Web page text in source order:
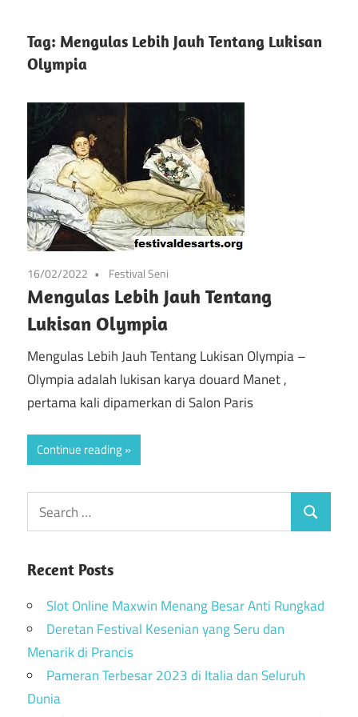
Situs
Festival
Pameran
Kesenian
Prancis
festival
kesenian
di
prancis
mulai
dari
seni,
musik,
dan
lainnya
Tag: Mengulas Lebih Jauh Tentang Lukisan
Olympia
16/02/2022 Festival Seni
Mengulas Lebih Jauh Tentang
Lukisan Olympia
Mengulas Lebih Jauh Tentang Lukisan Olympia –
Olympia adalah lukisan karya douard Manet ,
pertama kali dipamerkan di Salon Paris
Continue reading
Recent Posts
Slot Online Maxwin Menang Besar Anti Rungkad
Deretan Festival Kesenian yang Seru dan
Menarik di Prancis
Pameran Terbesar 2023 di Italia dan Seluruh
Dunia